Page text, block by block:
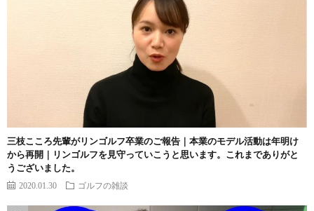
三枝こころ先輩がリンゴルフ卒業のご報告｜本業のモデル活動は年明け
から再開｜リンゴルフを見守っていこうと思います。これまでありがと
うございました。
2020.01.30 ゴルフの雑談